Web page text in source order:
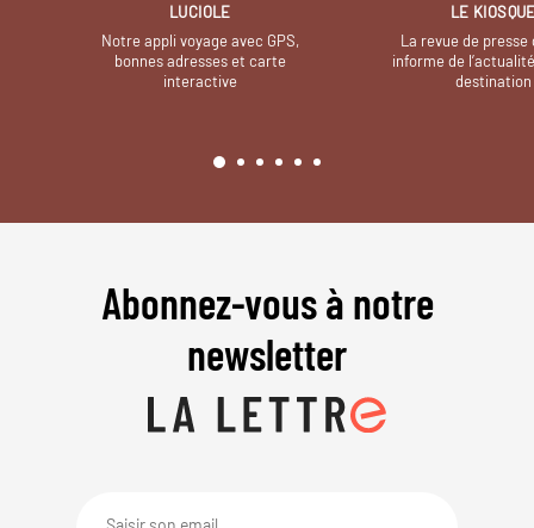
LUCIOLE
Notre appli voyage avec GPS,
bonnes adresses et carte
interactive
LE
La revue de presse
informe de
destination
Abonnez-vous à notre
newsletter